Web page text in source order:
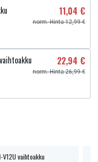
11,04 €
norm. Hinta 12,99 €
22,94 €
norm. Hinta 26,99 €
V12U vaihtoakku